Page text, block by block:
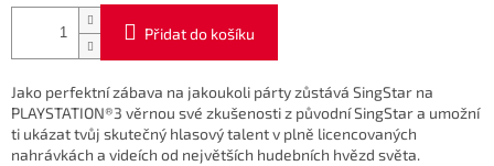
Přidat do košíku
Jako perfektní zábava na jakoukoli párty zůstává SingStar na
PLAYSTATION®3 věrnou své zkušenosti z původní SingStar a umožní
ti ukázat tvůj skutečný hlasový talent v plně licencovaných
nahrávkách a videích od největších hudebních hvězd světa.